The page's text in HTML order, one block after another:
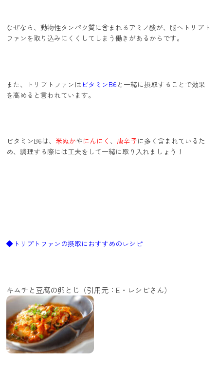
なぜなら、動物性タンパク質に含まれるアミノ酸が、脳へトリプト
ファンを取り込みにくくしてしまう働きがあるからです。
また、トリプトファンは ビタミンB6 と一緒に摂取することで効果
を高めると言われています。
ビタミンB6は、 米ぬかやにんにく 、 唐辛子に多く含まれているた
め、調理する際には工夫をして一緒に取り入れましょう！
◆トリプトファンの摂取におすすめのレシピ
キムチと豆腐の卵とじ（引用元：E・レシピさん）